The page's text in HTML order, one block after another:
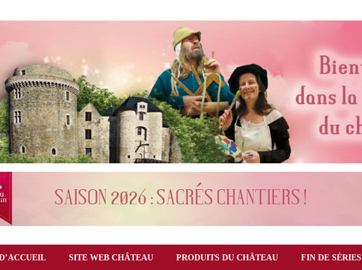
SITE WEB CHÂTEAU PRODUITS DU CHÂTEAU FIN DE SÉRIES